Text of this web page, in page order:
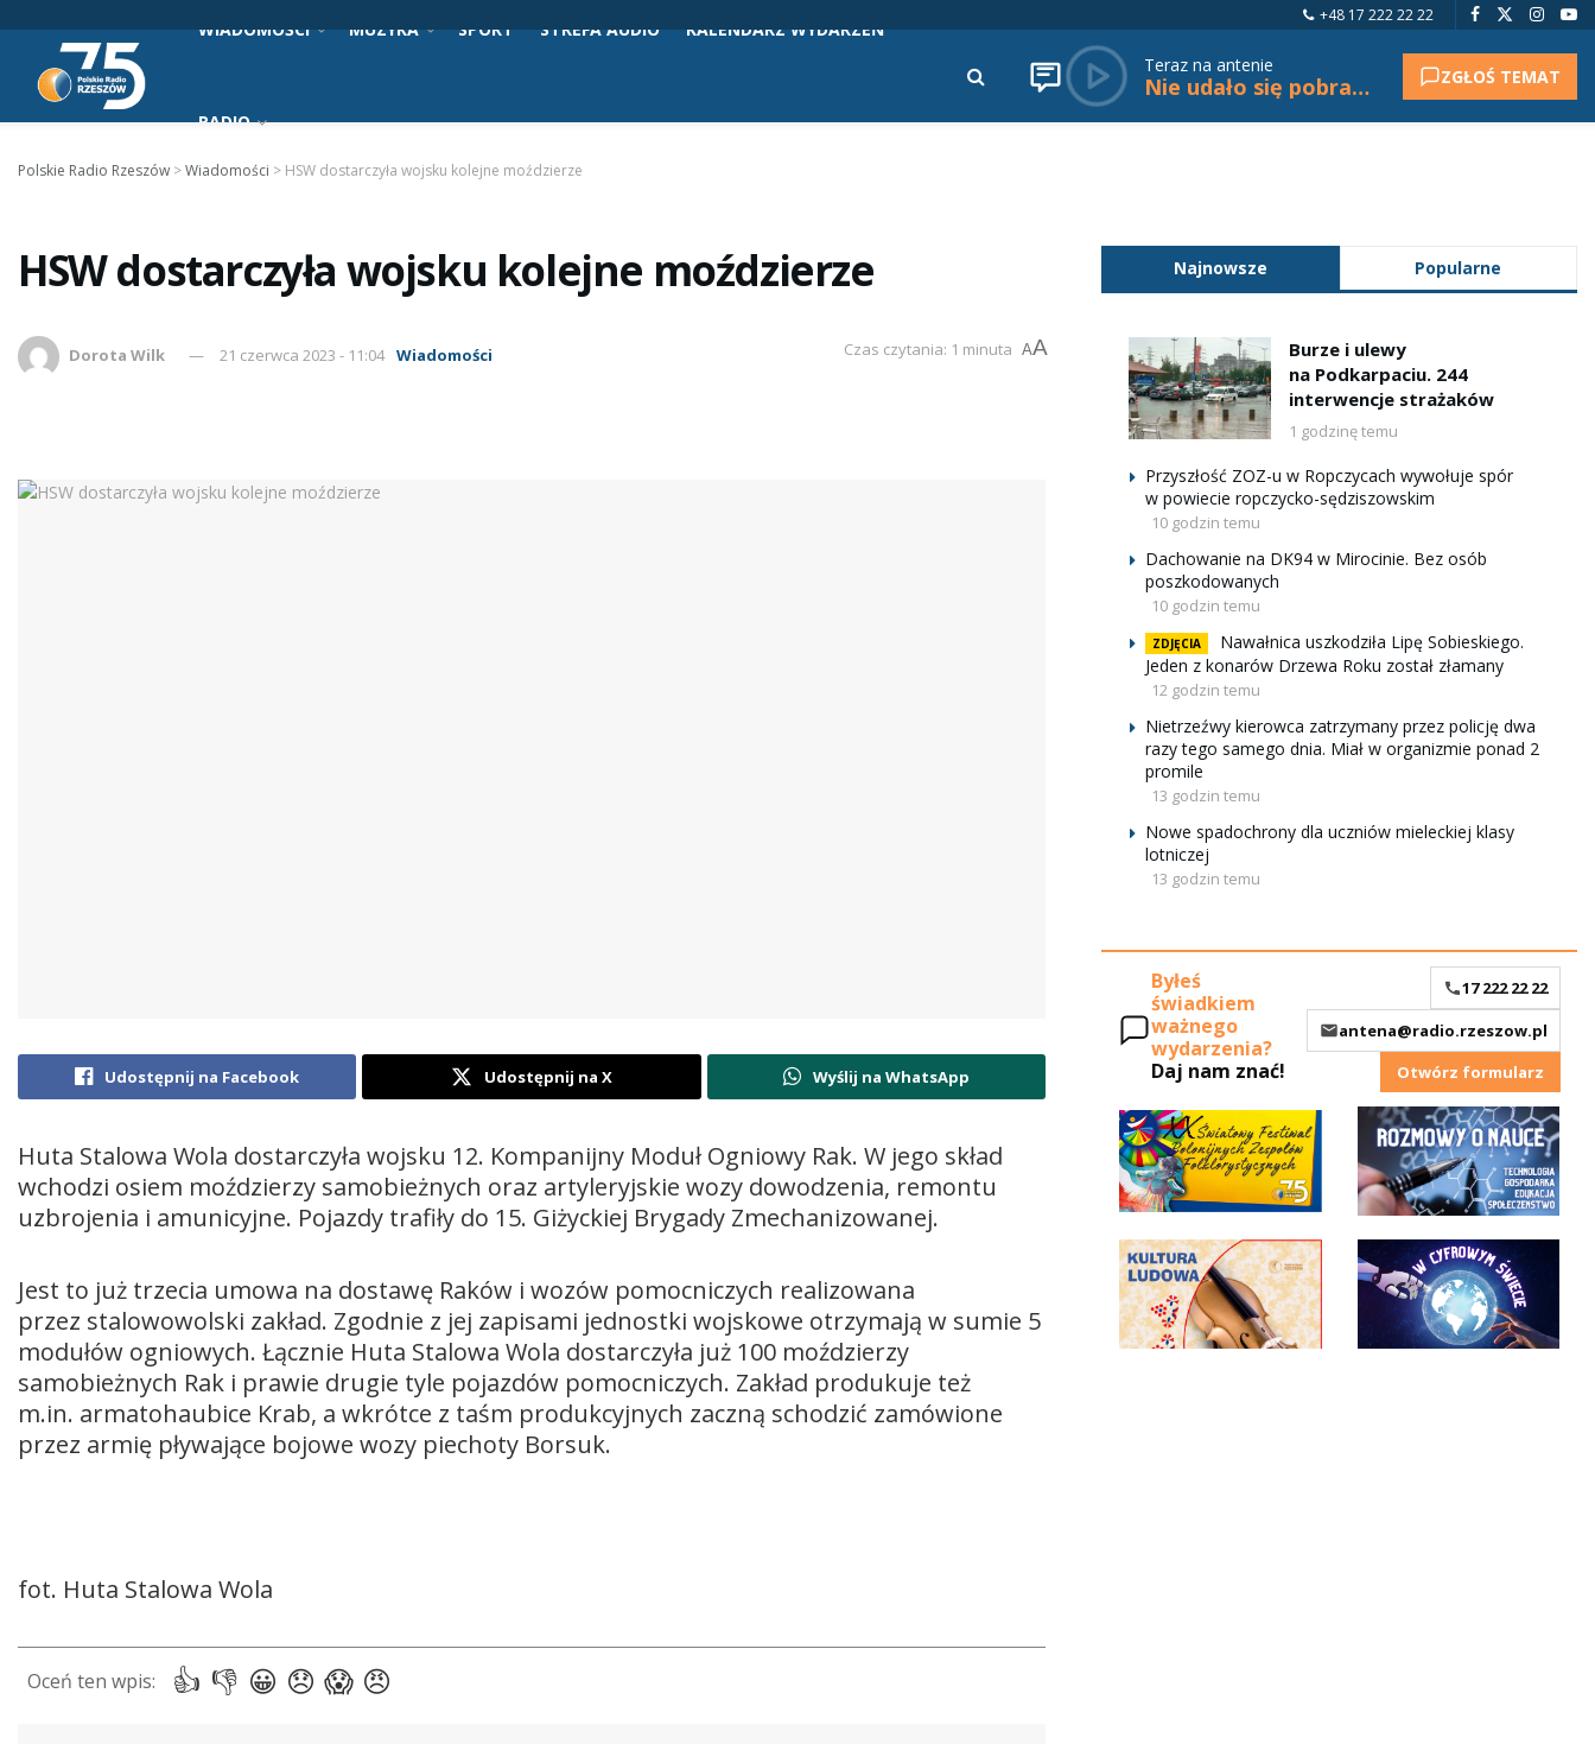
+48 17 222 22 22
WIADOMOŚCI MUZYKA SPORT STREFA AUDIO KALENDARZ WYDARZEŃ
RADIO
Teraz na antenie
Nie udało się pobrać tytułu. ZGŁOŚ TEMAT
Polskie Radio Rzeszów >Wiadomości > HSW dostarczyła wojsku kolejne moździerze
HSW dostarczyła wojsku kolejne moździerze
Dorota Wilk 21 czerwca 2023 - 11:04 Wiadomości Czas czytania: 1 minuta AA
Udostępnij na Facebook Udostępnij na X Wyślij na WhatsApp
Huta Stalowa Wola dostarczyła wojsku 12. Kompanijny Moduł Ogniowy Rak. W jego skład
wchodzi osiem moździerzy samobieżnych oraz artyleryjskie wozy dowodzenia, remontu
uzbrojenia i amunicyjne. Pojazdy trafiły do 15. Giżyckiej Brygady Zmechanizowanej.
Jest to już trzecia umowa na dostawę Raków i wozów pomocniczych realizowana
przez stalowowolski zakład. Zgodnie z jej zapisami jednostki wojskowe otrzymają w sumie 5
modułów ogniowych. Łącznie Huta Stalowa Wola dostarczyła już 100 moździerzy
samobieżnych Rak i prawie drugie tyle pojazdów pomocniczych. Zakład produkuje też
m.in. armatohaubice Krab, a wkrótce z taśm produkcyjnych zaczną schodzić zamówione
przez armię pływające bojowe wozy piechoty Borsuk.
fot. Huta Stalowa Wola
Najnowsze Popularne
Burze i ulewy
na Podkarpaciu. 244
interwencje strażaków
1 godzinę temu
Przyszłość ZOZ-u w Ropczycach wywołuje spór
w powiecie ropczycko-sędziszowskim
10 godzin temu
Dachowanie na DK94 w Mirocinie. Bez osób
poszkodowanych
10 godzin temu
ZDJĘCIA
Nawałnica uszkodziła Lipę Sobieskiego.
Jeden z konarów Drzewa Roku został złamany
12 godzin temu
Nietrzeźwy kierowca zatrzymany przez policję dwa
razy tego samego dnia. Miał w organizmie ponad 2
promile
13 godzin temu
Nowe spadochrony dla uczniów mieleckiej klasy
lotniczej
13 godzin temu
Byłeś
świadkiem
ważnego
wydarzenia?
Daj nam znać!
17 222 22 22
antena@radio.rzeszow.pl
Otwórz formularz